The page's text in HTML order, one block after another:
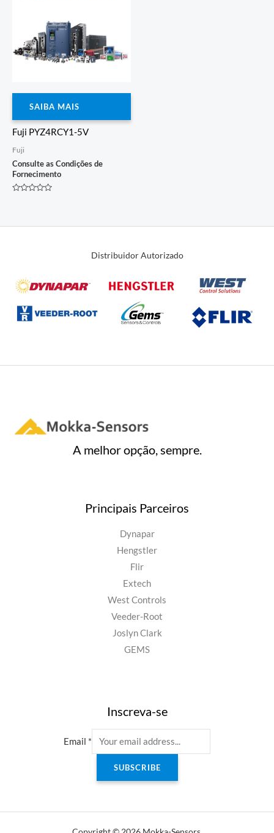
SAIBA MAIS
Fuji PYZ4RCY1-5V
Fuji
Consulte as Condições de
Fornecimento
Distribuidor Autorizado
A melhor opção, sempre.
Principais Parceiros
Dynapar
Hengstler
Flir
Extech
West Controls
Veeder-Root
Joslyn Clark
GEMS
Inscreva-se
Email *
SUBSCRIBE